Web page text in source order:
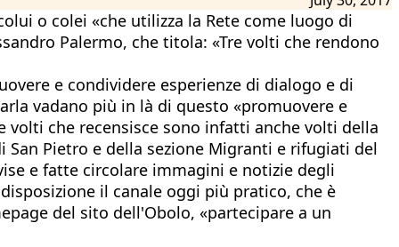
o colei «che utilizza la Rete come luogo di
Palermo, che titola: «Tre volti che rendono
e condividere esperienze di dialogo e di
vadano più in là di questo «promuovere e
volti che recensisce sono infatti anche volti della
Pietro e della sezione Migranti e rifugiati del
e fatte circolare immagini e notizie degli
il canale oggi più pratico, che è
del sito dell'Obolo, «partecipare a un